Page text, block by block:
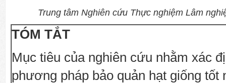
Trung tâm Nghiên cứu Thực nghiệm Lâm
TÓM TẮT
Mục tiêu của nghiên cứu nhằm xác
phương pháp bảo quản hạt giống tốt